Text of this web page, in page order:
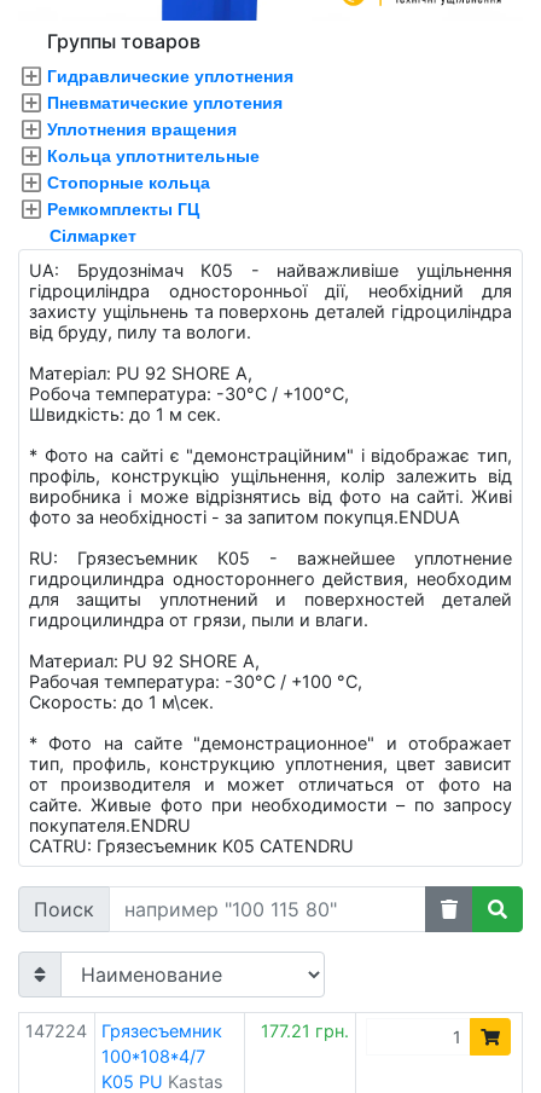
Группы товаров
Гидравлические уплотнения
Пневматические уплотения
Уплотнения вращения
Кольца уплотнительные
Стопорные кольца
Ремкомплекты ГЦ
Сілмаркет
UA: Брудознімач К05 - найважливіше ущільнення
гідроциліндра односторонньої дії, необхідний для
захисту ущільнень та поверхонь деталей гідроциліндра
від бруду, пилу та вологи.
Матеріал: PU 92 SHORE A,
Робоча температура: -30°C / +100°C,
Швидкість: до 1 м сек.
* Фото на сайті є "демонстраційним" і відображає тип,
профіль, конструкцію ущільнення, колір залежить від
виробника і може відрізнятись від фото на сайті. Живі
фото за необхідності - за запитом покупця.ENDUA
RU: Грязесъемник К05 - важнейшее уплотнение
гидроцилиндра одностороннего действия, необходим
для защиты уплотнений и поверхностей деталей
гидроцилиндра от грязи, пыли и влаги.
Материал: PU 92 SHORE A,
Рабочая температура: -30°C / +100 °C,
Скорость: до 1 м\сек.
* Фото на сайте "демонстрационное" и отображает
тип, профиль, конструкцию уплотнения, цвет зависит
от производителя и может отличаться от фото на
сайте. Живые фото при необходимости – по запросу
покупателя.ENDRU
CATRU: Грязесъемник K05 CATENDRU
Поиск
147224
Грязесъемник
100*108*4/7
K05 PU Kastas
177.21 грн.